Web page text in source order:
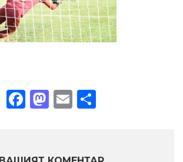
Facebook
Mastodon
Email